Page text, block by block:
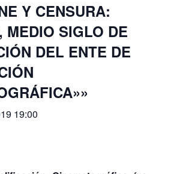
Y CENSURA:
MEDIO SIGLO DE
DEL ENTE DE
19:00